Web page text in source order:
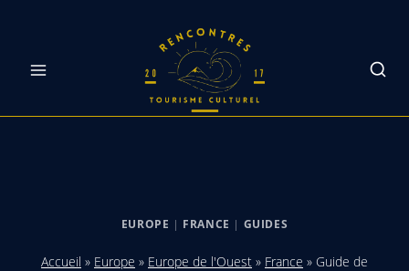
EUROPE | FRANCE | GUIDES
Accueil » Europe » Europe de l'Ouest » France » Guide de